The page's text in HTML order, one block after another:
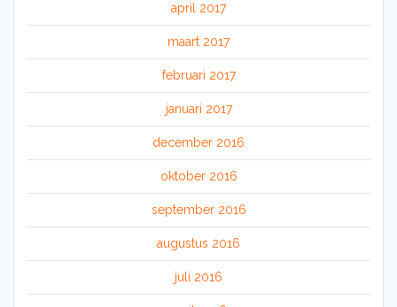
april 2017
maart 2017
februari 2017
januari 2017
december 2016
oktober 2016
september 2016
augustus 2016
juli 2016